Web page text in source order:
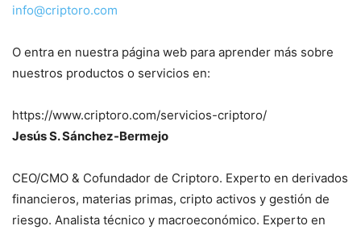
info@criptoro.com
O entra en nuestra página web para aprender más sobre
nuestros productos o servicios en:
https://www.criptoro.com/servicios-criptoro/
Jesús S. Sánchez-Bermejo
CEO/CMO & Cofundador de Criptoro. Experto en derivados
financieros, materias primas, cripto activos y gestión de
riesgo. Analista técnico y macroeconómico. Experto en